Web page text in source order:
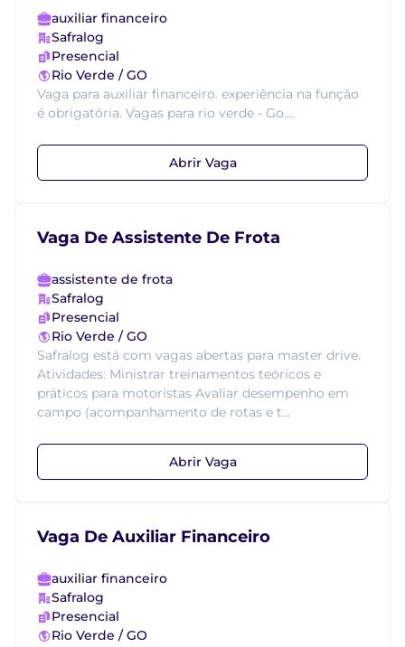
auxiliar financeiro
Safralog
Presencial
Rio Verde / GO
Vaga para auxiliar financeiro. experiência na função
é obrigatória. Vagas para rio verde - Go....
Abrir Vaga
Vaga De Assistente De Frota
assistente de frota
Safralog
Presencial
Rio Verde / GO
Safralog está com vagas abertas para master drive.
Atividades: Ministrar treinamentos teóricos e
práticos para motoristas Avaliar desempenho em
campo (acompanhamento de rotas e t...
Abrir Vaga
Vaga De Auxiliar Financeiro
auxiliar financeiro
Safralog
Presencial
Rio Verde / GO